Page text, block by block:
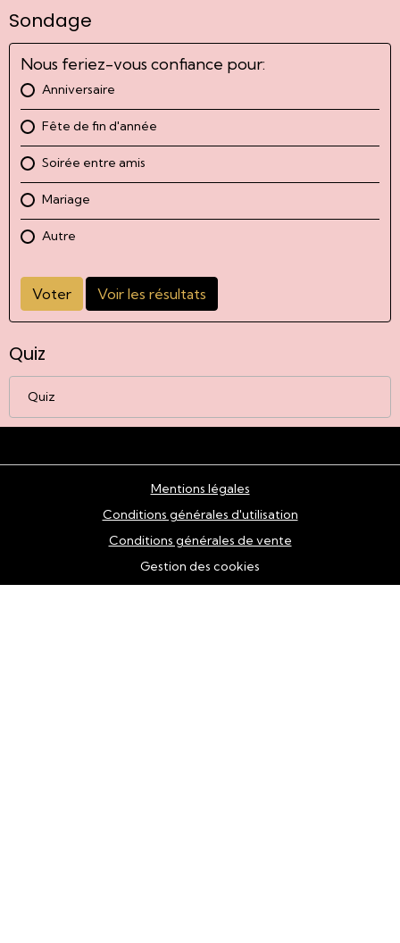
Sondage
Nous feriez-vous confiance pour:
Anniversaire
Fête de fin d'année
Soirée entre amis
Mariage
Autre
Voter Voir les résultats
Quiz
Quiz
Mentions légales
Conditions générales d'utilisation
Conditions générales de vente
Gestion des cookies